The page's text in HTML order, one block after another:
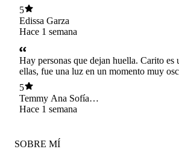
5
Edissa Garza
Hace 1 semana
Hay personas que dejan huella. Carito es
ellas, fue una luz en un momento muy
mi vida. Estaré siempre agradecida por su
calidad humana, su preocupación y por
ayudarme a salir adelante.🫶🏻
5
Temmy Ana Sofía
Vilches Montoya
Hace 1 semana
SOBRE MÍ